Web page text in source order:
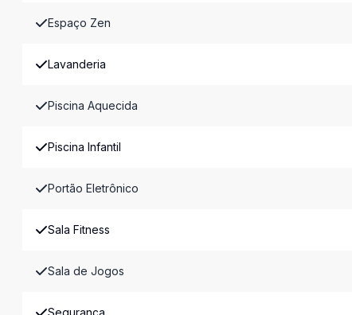
Espaço Zen
Lavanderia
Piscina Aquecida
Piscina Infantil
Portão Eletrônico
Sala Fitness
Sala de Jogos
Segurança